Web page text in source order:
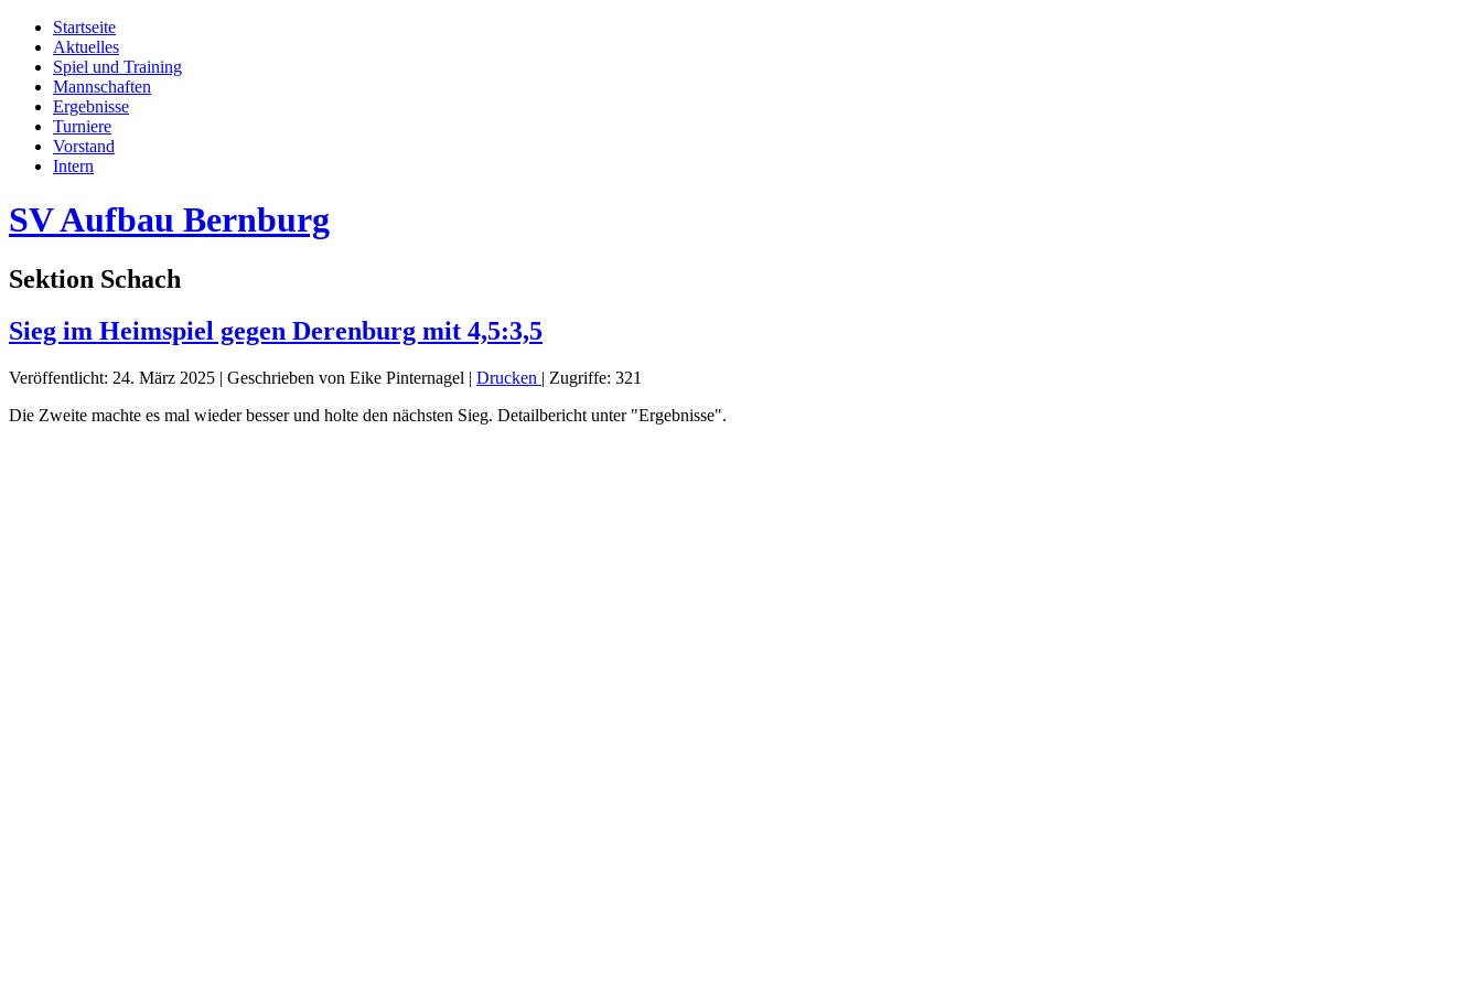
Startseite
Aktuelles
Spiel und Training
Mannschaften
Ergebnisse
Turniere
Vorstand
Intern
SV Aufbau Bernburg
Sektion Schach
Sieg im Heimspiel gegen Derenburg mit 4,5:3,5
Veröffentlicht: 24. März 2025 | Geschrieben von Eike Pinternagel | Drucken | Zugriffe: 321
Die Zweite machte es mal wieder besser und holte den nächsten Sieg. Detailbericht unter "Ergebnisse".